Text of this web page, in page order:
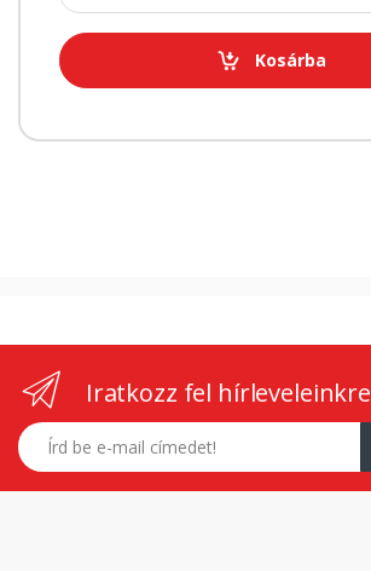
Kosárba
Iratkozz fel hírleveleinkre
E-mail címed